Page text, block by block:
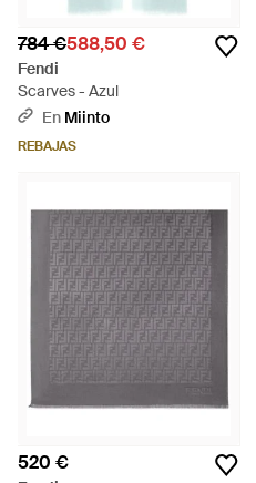
784 €588,50 €
Fendi
Scarves - Azul
En Miinto
REBAJAS
520 €